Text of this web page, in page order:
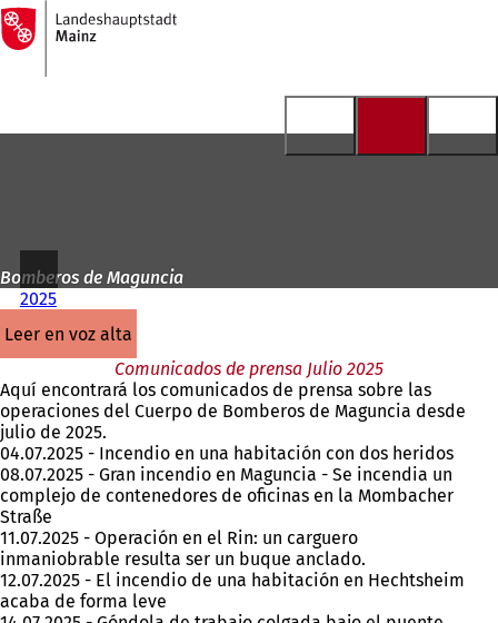
Saltar al contenido
A
la
página
Bomberos de Maguncia
2025
leer en voz alta
Comunicados de prensa Julio 2025
Aquí encontrará los comunicados de prensa sobre las
operaciones del Cuerpo de Bomberos de Maguncia desde
julio de 2025.
04.07.2025 - Incendio en una habitación con dos heridos
08.07.2025 - Gran incendio en Maguncia - Se incendia un
complejo de contenedores de oficinas en la Mombacher
Straße
11.07.2025 - Operación en el Rin: un carguero
inmaniobrable resulta ser un buque anclado.
12.07.2025 - El incendio de una habitación en Hechtsheim
acaba de forma leve